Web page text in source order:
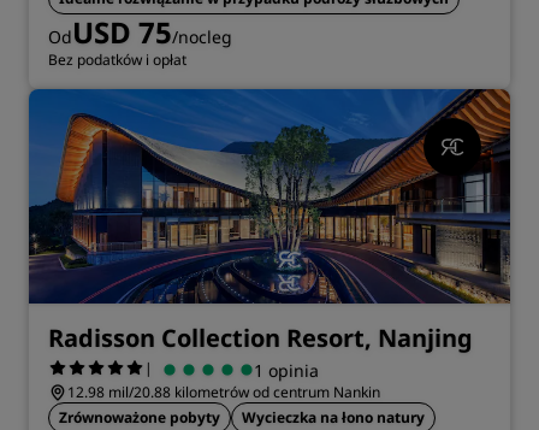
OdUSD 75/nocleg
Bez podatków i opłat
Radisson Collection Resort, Nanjing
| 1 opinia
12.98 mil/20.88 kilometrów od centrum Nankin
Zrównoważone pobyty
Wycieczka na łono natury